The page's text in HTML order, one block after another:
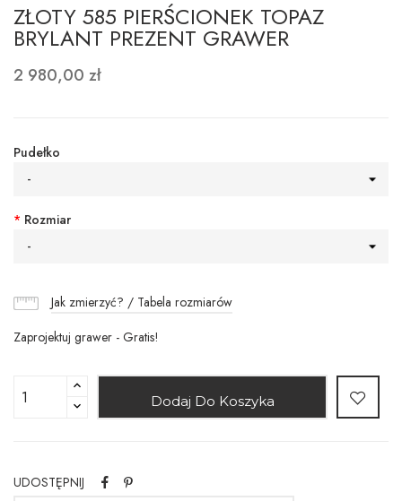
ZŁOTY 585 PIERŚCIONEK TOPAZ
BRYLANT PREZENT GRAWER
2 980,00 zł
Pudełko
-
* Rozmiar
-
Jak zmierzyć? / Tabela rozmiarów
Zaprojektuj grawer - Gratis!
Dodaj Do Koszyka
UDOSTĘPNIJ